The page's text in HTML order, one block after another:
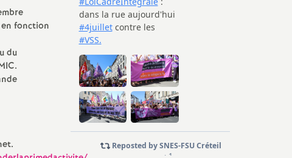
fonction
du
.